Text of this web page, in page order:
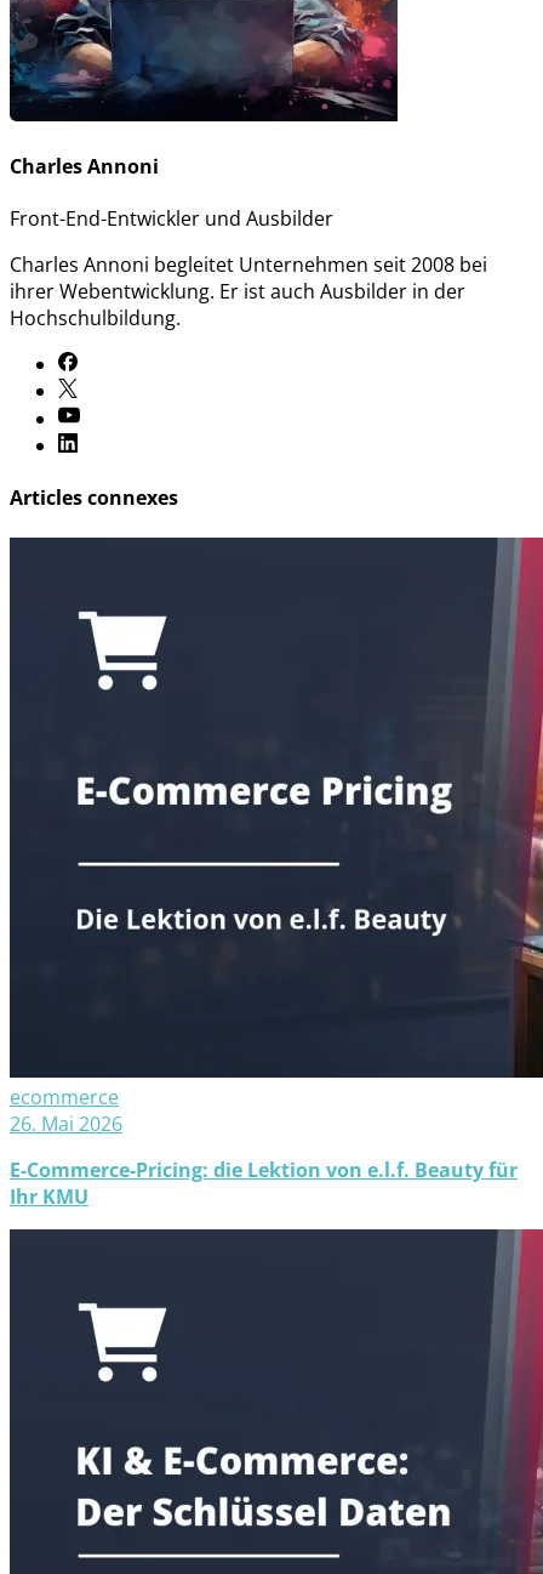
Charles Annoni
Front-End-Entwickler und Ausbilder
Charles Annoni begleitet Unternehmen seit 2008 bei
ihrer Webentwicklung. Er ist auch Ausbilder in der
Hochschulbildung.
Articles connexes
ecommerce
26. Mai 2026
E-Commerce-Pricing: die Lektion von e.l.f. Beauty für
Ihr KMU